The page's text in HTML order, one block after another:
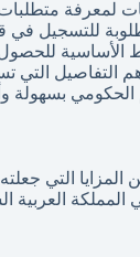
لمعرفة متطلبات
للتسجيل
الأساسية
التفاصيل التي
الحكومي بسهولة
المزايا التي
العربية